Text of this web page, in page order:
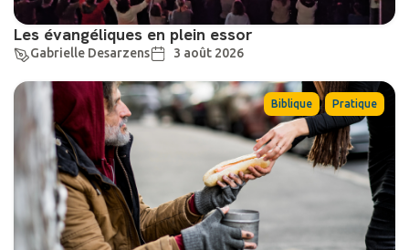
Les évangéliques en plein essor
Gabrielle Desarzens 3 août 2026
Biblique , Pratique